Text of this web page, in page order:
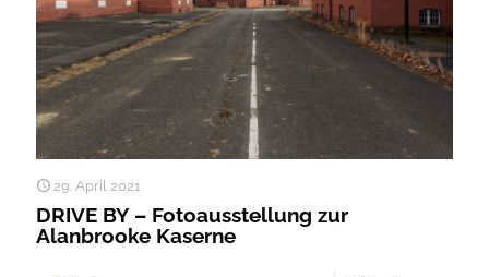
29. April 2021
DRIVE BY – Fotoausstellung zur
Alanbrooke Kaserne